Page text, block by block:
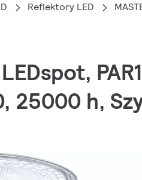
Reflektory LED
25000 h,